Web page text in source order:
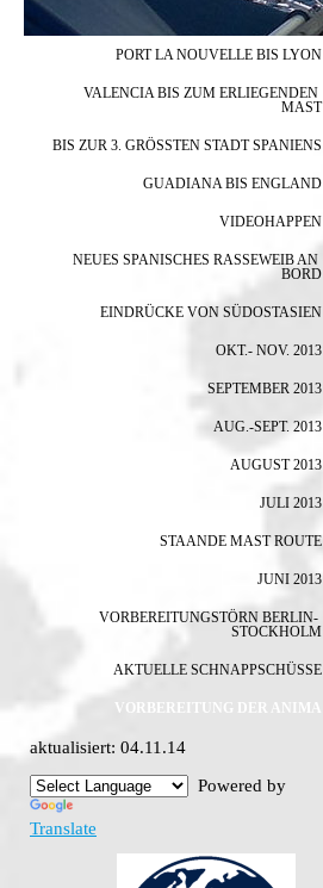
PORT LA NOUVELLE BIS LYON
VALENCIA BIS ZUM ERLIEGENDEN
MAST
BIS ZUR 3. GRÖSSTEN STADT SPANIENS
GUADIANA BIS ENGLAND
VIDEOHAPPEN
NEUES SPANISCHES RASSEWEIB AN
BORD
EINDRÜCKE VON SÜDOSTASIEN
OKT.- NOV. 2013
SEPTEMBER 2013
AUG.-SEPT. 2013
AUGUST 2013
JULI 2013
STAANDE MAST ROUTE
JUNI 2013
VORBEREITUNGSTÖRN BERLIN-
STOCKHOLM
AKTUELLE SCHNAPPSCHÜSSE
VORBEREITUNG DER ANIMA
aktualisiert: 04.11.14
Powered by
Translate